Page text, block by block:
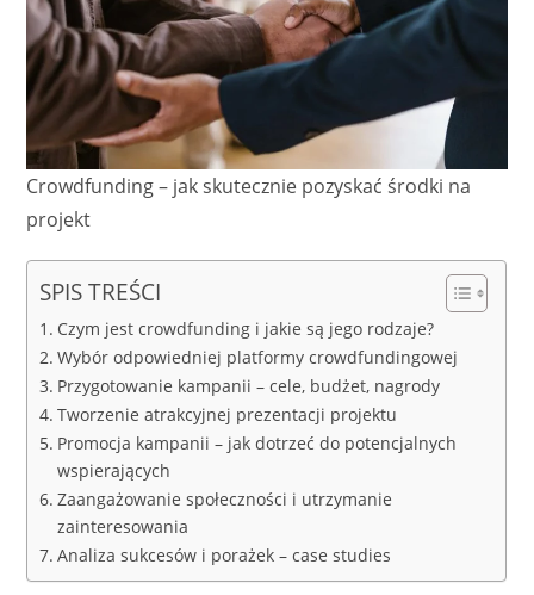
Crowdfunding – jak skutecznie pozyskać środki na
projekt
SPIS TREŚCI
Czym jest crowdfunding i jakie są jego rodzaje?
Wybór odpowiedniej platformy crowdfundingowej
Przygotowanie kampanii – cele, budżet, nagrody
Tworzenie atrakcyjnej prezentacji projektu
Promocja kampanii – jak dotrzeć do potencjalnych
wspierających
Zaangażowanie społeczności i utrzymanie
zainteresowania
Analiza sukcesów i porażek – case studies